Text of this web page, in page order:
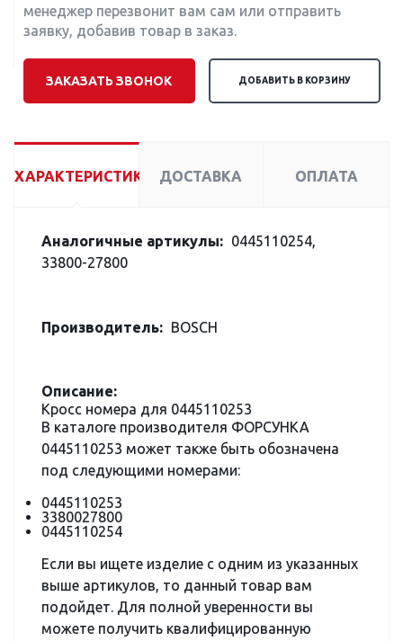
менеджер перезвонит вам сам или отправить
заявку, добавив товар в заказ.
ЗАКАЗАТЬ ЗВОНОК ДОБАВИТЬ В КОРЗИНУ
ХАРАКТЕРИСТИКИ ДОСТАВКА ОПЛАТА
Аналогичные артикулы: 0445110254,
33800-27800
Производитель: BOSCH
Описание:
Кросс номера для 0445110253
В каталоге производителя ФОРСУНКА
0445110253 может также быть обозначена
под следующими номерами:
0445110253
3380027800
0445110254
Если вы ищете изделие с одним из указанных
выше артикулов, то данный товар вам
подойдет. Для полной уверенности вы
можете получить квалифицированную